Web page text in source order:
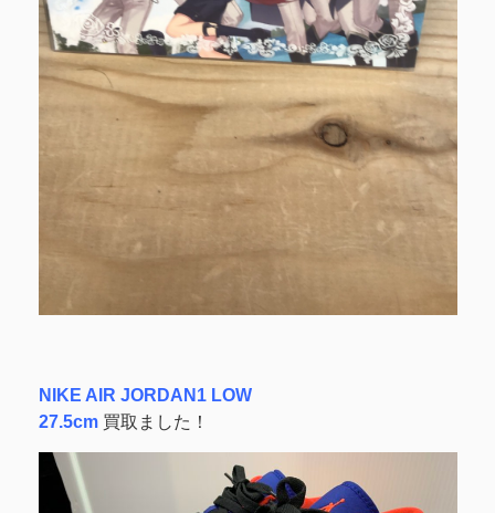
NIKE AIR JORDAN1 LOW
27.5cm買取ました！